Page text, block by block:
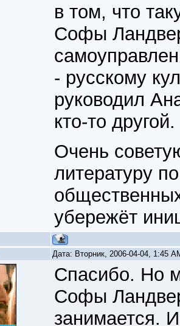
в том, что
Софы
- русскому
руководил
кто-то другой.
Очень
литературу
убережёт
Дата: Вторник, 2006-04-04, 1:45
Спасибо. Но
Софы
занимается.